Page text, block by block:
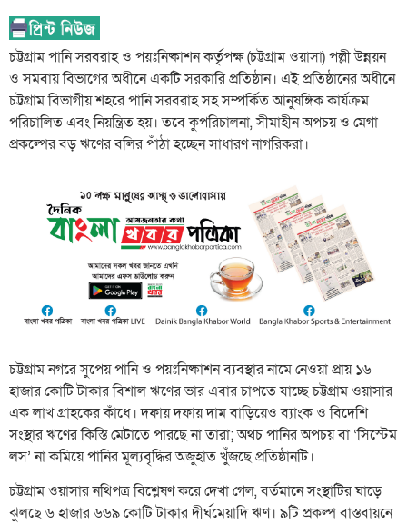
চট্টগ্রাম পানি সরবরাহ ও পয়ঃনিষ্কাশন কর্তৃপক্ষ (চট্টগ্রাম ওয়াসা) পল্লী উন্নয়ন
ও সমবায় বিভাগের অধীনে একটি সরকারি প্রতিষ্ঠান। এই প্রতিষ্ঠানের অধীনে
চট্টগ্রাম বিভাগীয় শহরে পানি সরবরাহ সহ সম্পর্কিত আনুষঙ্গিক কার্যক্রম
পরিচালিত এবং নিয়ন্ত্রিত হয়। তবে কুপরিচালনা, সীমাহীন অপচয় ও মেগা
প্রকল্পের বড় ঋণের বলির পাঁঠা হচ্ছেন সাধারণ নাগরিকরা।
চট্টগ্রাম নগরে সুপেয় পানি ও পয়ঃনিষ্কাশন ব্যবস্থার নামে নেওয়া প্রায় ১৬
হাজার কোটি টাকার বিশাল ঋণের ভার এবার চাপতে যাচ্ছে চট্টগ্রাম ওয়াসার
এক লাখ গ্রাহকের কাঁধে। দফায় দফায় দাম বাড়িয়েও ব্যাংক ও বিদেশি
সংস্থার ঋণের কিস্তি মেটাতে পারছে না তারা; অথচ পানির অপচয় বা ‘সিস্টেম
লস’ না কমিয়ে পানির মূল্যবৃদ্ধির অজুহাত খুঁজছে প্রতিষ্ঠানটি।
চট্টগ্রাম ওয়াসার নথিপত্র বিশ্লেষণ করে দেখা গেল, বর্তমানে সংস্থাটির ঘাড়ে
ঝুলছে ৬ হাজার ৬৬৯ কোটি টাকার দীর্ঘমেয়াদি ঋণ। ৯টি প্রকল্প বাস্তবায়নে